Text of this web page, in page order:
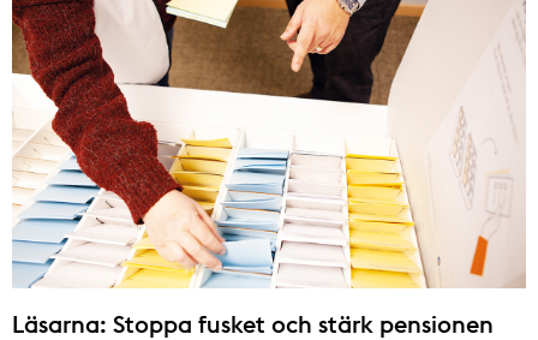
Läsarna: Stoppa fusket och stärk pensionen